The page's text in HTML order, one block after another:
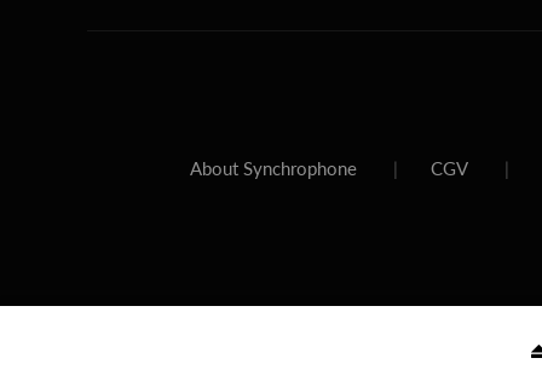
About Synchrophone | CGV |